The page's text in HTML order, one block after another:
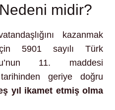
midir?
kazanmak
5901 sayılı Türk
11. maddesi
geriye doğru
yıl ikamet etmiş olma